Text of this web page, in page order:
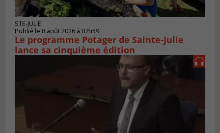
STE-JULIE
Publié le 8 août 2026 à 07h59
Le programme Potager de Sainte-Julie
lance sa cinquième édition